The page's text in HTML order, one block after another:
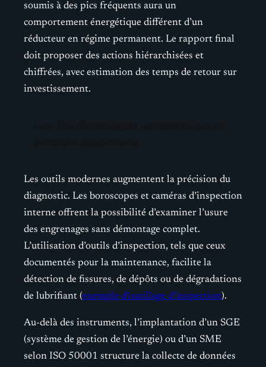
soumis à des pics fréquents aura un
comportement énergétique différent d’un
réducteur en régime permanent. Le rapport final
doit proposer des actions hiérarchisées et
chiffrées, avec estimation des temps de retour sur
investissement.
Les outils modernes augmentent la précision du
diagnostic. Les boroscopes et caméras d’inspection
interne offrent la possibilité d’examiner l’usure
des engrenages sans démontage complet.
L’utilisation d’outils d’inspection, tels que ceux
documentés pour la maintenance, facilite la
détection de fissures, de dépôts ou de dégradations
de lubrifiant (exemple d’outillage d’inspection).
Au-delà des instruments, l’implantation d’un SGE
(système de gestion de l’énergie) ou d’un SME
selon ISO 50001 structure la collecte de données